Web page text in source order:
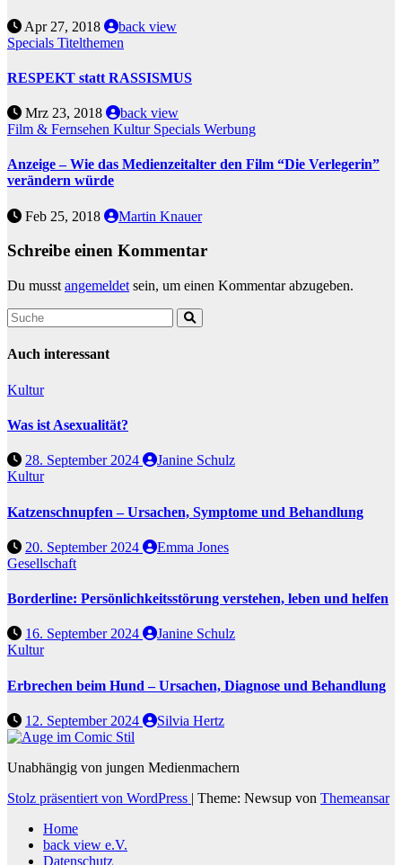
Apr 27, 2018
back view
Specials Titelthemen
RESPEKT statt RASSISMUS
Mrz 23, 2018
back view
Film & Fernsehen Kultur Specials Werbung
Anzeige – Wie das Medienzeitalter den Film “Die Verlegerin”
verändern würde
Feb 25, 2018 Martin Knauer
Schreibe einen Kommentar
Du musst angemeldet sein, um einen Kommentar abzugeben.
Auch interessant
Kultur
Was ist Asexualität?
28. September 2024
Janine Schulz
Kultur
Katzenschnupfen – Ursachen, Symptome und Behandlung
20. September 2024
Emma Jones
Gesellschaft
Borderline: Persönlichkeitsstörung verstehen, leben und helfen
16. September 2024
Janine Schulz
Kultur
Erbrechen beim Hund – Ursachen, Diagnose und Behandlung
12. September 2024 Silvia Hertz
Unabhängig von jungen Medienmachern
Stolz präsentiert von WordPress | Theme: Newsup von Themeansar
Home
back view e.V.
Datenschutz